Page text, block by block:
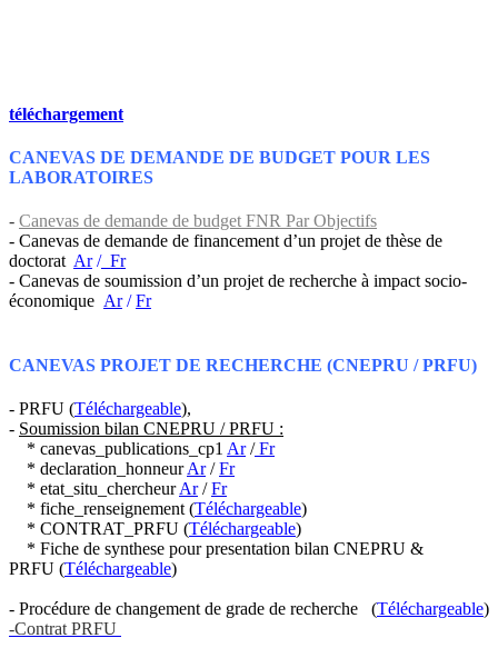
téléchargement
CANEVAS DE DEMANDE DE BUDGET POUR LES
LABORATOIRES
- Canevas de demande de budget FNR Par Objectifs
- Canevas de demande de financement d’un projet de thèse de
doctorat Ar/Fr
- Canevas de soumission d’un projet de recherche à impact socio-
économique Ar/Fr
CANEVAS PROJET DE RECHERCHE (CNEPRU / PRFU)
- PRFU (Téléchargeable),
- Soumission bilan CNEPRU / PRFU :
* canevas_publications_cp1 Ar/Fr
* declaration_honneur Ar/Fr
* etat_situ_chercheurAr/Fr
* fiche_renseignement (Téléchargeable)
* CONTRAT_PRFU (Téléchargeable)
* Fiche de synthese pour presentation bilan CNEPRU &
PRFU (Téléchargeable)
- Procédure de changement de grade de recherche (Téléchargeable)
-Contrat PRFU